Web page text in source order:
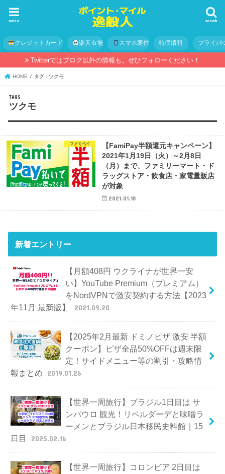
search
menu
クレジットカード 楽天市場 スマホ案件 特価情報 プライバ
Twitterではブログ以外の情報も。ぜひフォローください！
HOME タグ : ツクモ
ツクモ
ファミペイ
【FamiPay半額還元キャンペーン】
2021年1月19日（火）～2月8日
（月）まで、ファミリーマート・ド
ラッグストア・飲食店・家電量販店
が対象
2021.01.18
新着エントリー
【月額408円 ウクライナが世界一安
い】YouTube Premium（プレミアム）
をNordVPNで激安契約する方法【2023
年11月 最新版】
2021.09.20
【2025年2月最新 ドミノピザ 激安 半額
クーポン】ピザ全品50%OFFは週末限
定！サイドメニュー等の割引・攻略情
報まとめ
2019.01.26
【世界一周旅行】ブラジル1日目は サ
ンパウロ 観光！リベルダーデと味噌ラ
ーメンとブラジル日本移民史料館｜15
日目
2025.02.16
【世界一周旅行】コロンビア 2日目は